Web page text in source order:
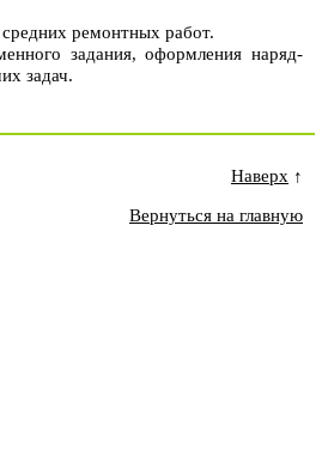
ремонтных работ.
задания, оформления наряд-
задач.
Наверх ↑
Вернуться на главную